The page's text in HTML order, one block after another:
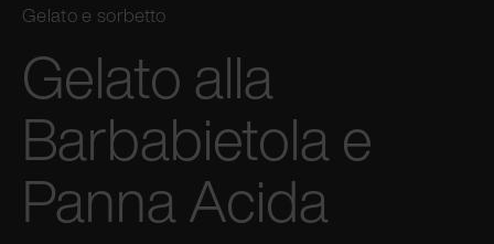
Gelato e sorbetto
Gelato alla
Barbabietola e
Panna Acida